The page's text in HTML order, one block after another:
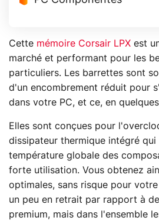
Cette mémoire Corsair LPX est
marché et performant pour les
particuliers. Les barrettes sont
d'un encombrement réduit pour
dans votre PC, et ce, en
Elles sont conçues pour
dissipateur thermique intégré
température globale des
forte utilisation. Vous obtenez
optimales, sans risque pour
un peu en retrait par rapport à
premium, mais dans l'ensemble